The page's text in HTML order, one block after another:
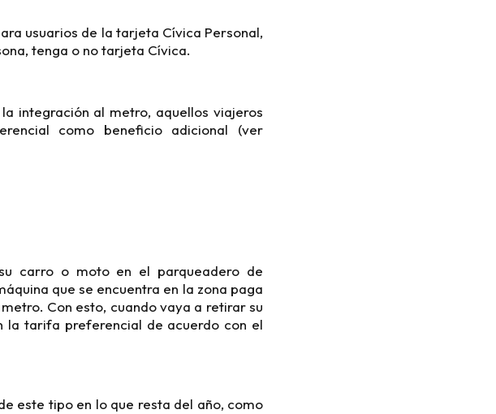
usuarios de la tarjeta Cívica Personal,
tenga o no tarjeta Cívica.
integración al metro, aquellos viajeros
como beneficio adicional (ver
carro o moto en el parqueadero de
que se encuentra en la zona paga
Con esto, cuando vaya a retirar su
la tarifa preferencial de acuerdo con el
este tipo en lo que resta del año, como